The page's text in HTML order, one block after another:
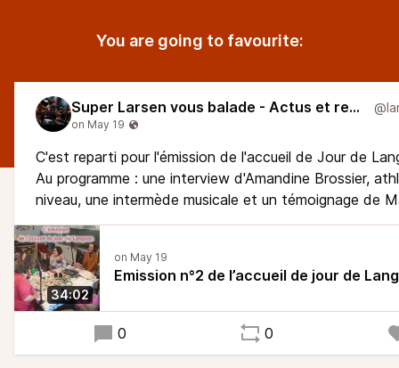
You are going to favourite:
Super Larsen vous balade - Actus et reportages
C'est reparti pour l'émission de l'accueil de Jour de
Au programme : une interview d'Amandine Brossier,
niveau, une intermède musicale et un témoignage de
34:02
Emission n°2 de l’accueil de jour de
0 0